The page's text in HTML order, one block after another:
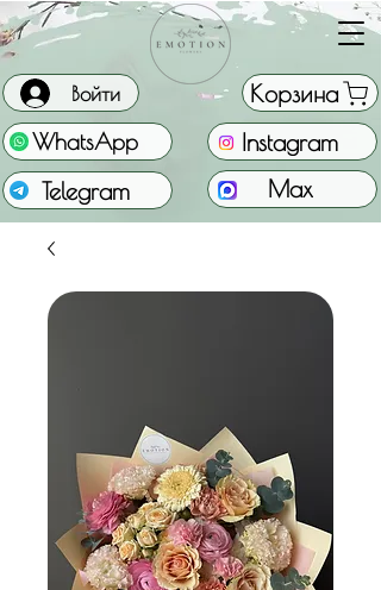
WhatsApp
Корзина
Войти
Telegram Max
Instagram